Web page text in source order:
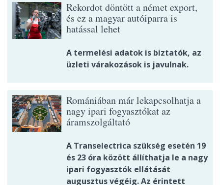
Rekordot döntött a német export,
és ez a magyar autóiparra is
hatással lehet
A termelési adatok is biztatók, az
üzleti várakozások is javulnak.
Romániában már lekapcsolhatja a
nagy ipari fogyasztókat az
áramszolgáltató
A Transelectrica szükség esetén 19
és 23 óra között állíthatja le a nagy
ipari fogyasztók ellátását
augusztus végéig. Az érintett